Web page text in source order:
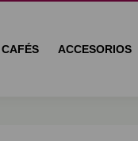
CAFÉS ACCESORIOS